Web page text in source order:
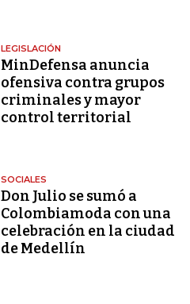
LEGISLACIÓN
MinDefensa anuncia
ofensiva contra grupos
criminales y mayor
control territorial
SOCIALES
Don Julio se sumó a
Colombiamoda con una
celebración en la ciudad
de Medellín